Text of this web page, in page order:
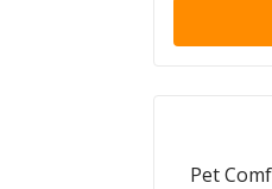
Pet